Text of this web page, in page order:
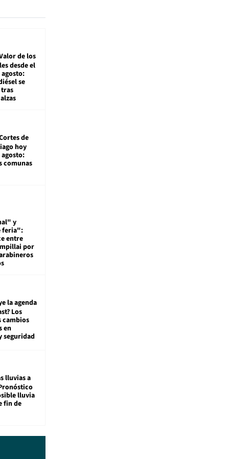
de los
desde el
agosto:
se
de
hoy
agosto:
comunas
y
feria":
entre
por
la agenda
Los
cambios
en
seguridad
lluvias a
lluvia
fin de